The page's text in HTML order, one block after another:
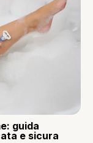
guida
e sicura